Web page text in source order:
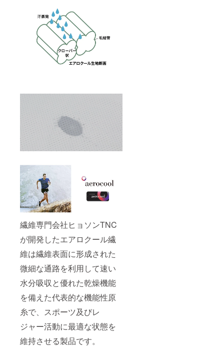
繊維専門会社ヒョソンTNC
が開発したエアロクール繊
維は繊維表面に形成された
微細な通路を利用して速い
水分吸収と優れた乾燥機能
を備えた代表的な機能性原
糸で、スポーツ及びレ
ジャー活動に最適な状態を
維持させる製品です。